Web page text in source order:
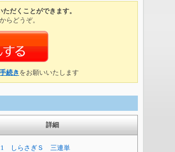
だくことができます。
らどうぞ。
続き をお願いいたします
詳細
しらさぎＳ 三連単